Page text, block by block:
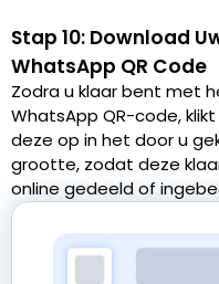
Stap 10: Download
WhatsApp QR Code
Zodra u klaar bent met
WhatsApp QR-code,
deze op in het door u
grootte, zodat deze
online gedeeld of